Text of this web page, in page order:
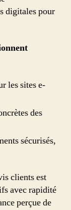
digitales pour
les sites e-
des
sécurisés,
clients est
avec rapidité
perçue de